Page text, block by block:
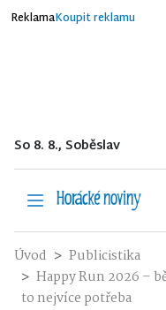
ReklamaKoupit reklamu
So 8. 8., Soběslav
Úvod
Publicistika
Happy Run 2026 –
to nejvíce potřeba